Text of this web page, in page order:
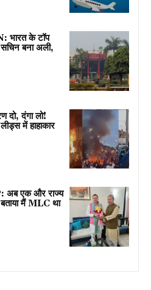
के टॉप
सचिन बना अली,
दंगा लो!
में हाहाकार
एक और राज्य
मैं MLC था